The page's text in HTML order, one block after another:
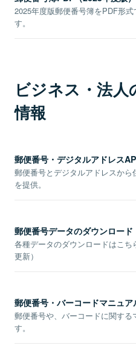
2025年度版郵便番号簿をPDF形
す。
ビジネス・法
情報
郵便番号・デジタルアドレス
郵便番号とデジタルアドレスか
を提供。
郵便番号データのダウンロード
各種データのダウンロードはこち
更新）
郵便番号・バーコードマニュア
郵便番号や、バーコードに関する
す。